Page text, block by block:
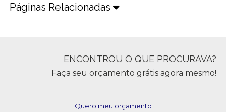
Páginas Relacionadas
ENCONTROU O QUE PROCURAVA?
Faça seu orçamento grátis agora mesmo!
Quero meu orçamento